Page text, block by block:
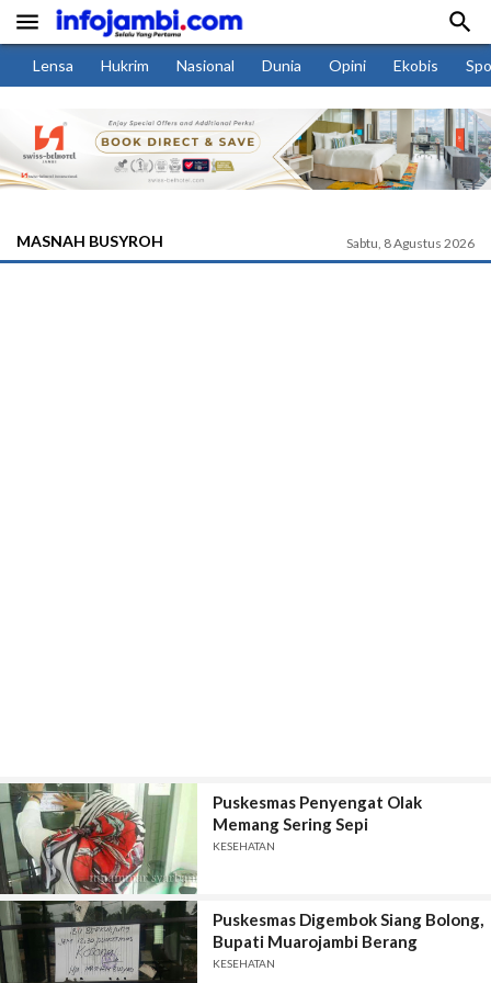
 
Lensa Hukrim Nasional Dunia Opini Ekobis
MASNAH BUSYROH Sabtu, 8 Agustus 2026
Puskesmas Penyengat Olak
Memang Sering Sepi
KESEHATAN
Puskesmas Digembok Siang Bolong,
Bupati Muarojambi Berang
KESEHATAN